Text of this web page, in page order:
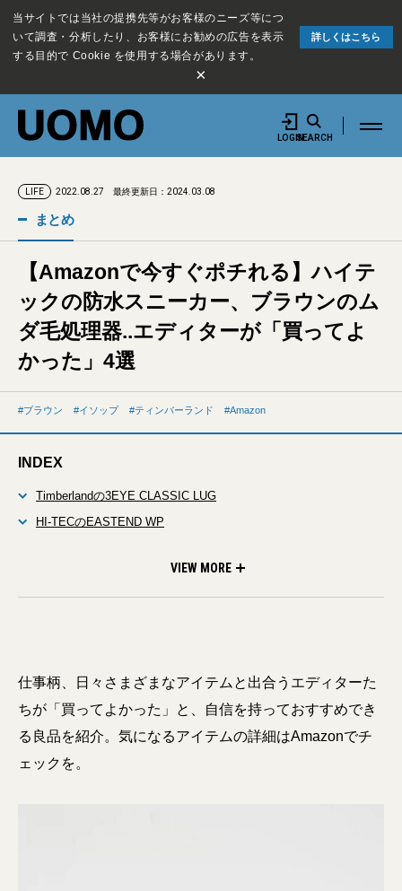
当サイトでは当社の提携先等がお客様のニーズ等につ
いて調査・分析したり、お客様にお勧めの広告を表示
する目的で Cookie を使用する場合があります。
詳しくはこちら
×
LOGINSEARCH
LIFE 2022.08.27 最終更新日：2024.03.08
まとめ
【Amazonで今すぐポチれる】ハイテ
ックの防水スニーカー、ブラウンのム
ダ毛処理器..エディターが「買ってよ
かった」4選
ブラウン イソップ ティンバーランド Amazon
INDEX
Timberlandの3EYE CLASSIC LUG
HI-TECのEASTEND WP
VIEW MORE
仕事柄、日々さまざまなアイテムと出合うエディターた
ちが「買ってよかった」と、自信を持っておすすめでき
る良品を紹介。気になるアイテムの詳細はAmazonでチ
ェックを。